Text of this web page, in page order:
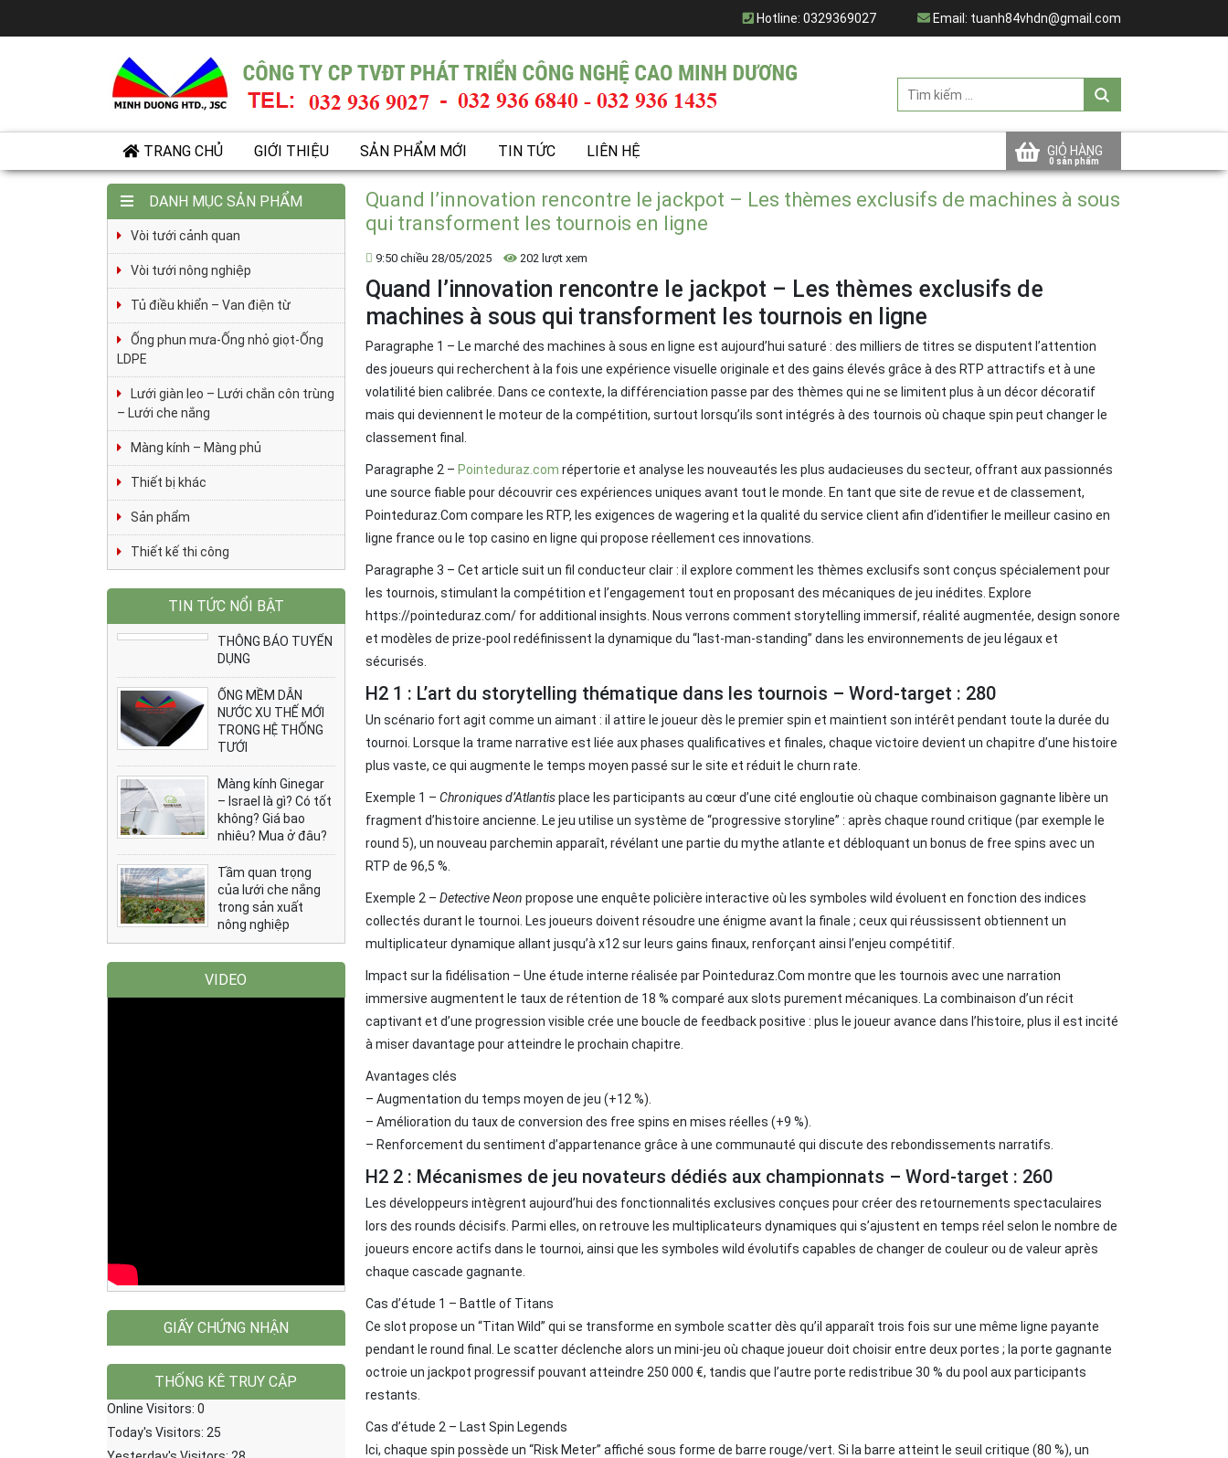
Email: tuanh84vhdn@gmail.com
Hotline: 0329369027
GIỎ HÀNG
TRANG CHỦ GIỚI THIỆU SẢN PHẨM MỚI TIN TỨC LIÊN HỆ
Quand l’innovation rencontre le jackpot – Les thèmes exclusifs de machines à sous
qui transforment les tournois en ligne
9:50 chiều 28/05/2025 202 lượt xem
Quand l’innovation rencontre le jackpot – Les thèmes exclusifs de
machines à sous qui transforment les tournois en ligne
Paragraphe 1 – Le marché des machines à sous en ligne est aujourd’hui saturé : des milliers de titres se disputent l’attention
des joueurs qui recherchent à la fois une expérience visuelle originale et des gains élevés grâce à des RTP attractifs et à une
volatilité bien calibrée. Dans ce contexte, la différenciation passe par des thèmes qui ne se limitent plus à un décor décoratif
mais qui deviennent le moteur de la compétition, surtout lorsqu’ils sont intégrés à des tournois où chaque spin peut changer le
classement final.
Paragraphe 2 – Pointeduraz.com répertorie et analyse les nouveautés les plus audacieuses du secteur, offrant aux passionnés
une source fiable pour découvrir ces expériences uniques avant tout le monde. En tant que site de revue et de classement,
Pointeduraz.Com compare les RTP, les exigences de wagering et la qualité du service client afin d’identifier le meilleur casino en
ligne france ou le top casino en ligne qui propose réellement ces innovations.
Paragraphe 3 – Cet article suit un fil conducteur clair : il explore comment les thèmes exclusifs sont conçus spécialement pour
les tournois, stimulant la compétition et l’engagement tout en proposant des mécaniques de jeu inédites. Explore
https://pointeduraz.com/ for additional insights. Nous verrons comment storytelling immersif, réalité augmentée, design sonore
et modèles de prize‑pool redéfinissent la dynamique du “last‑man‑standing” dans les environnements de jeu légaux et
sécurisés.
H2 1 : L’art du storytelling thématique dans les tournois – Word‑target : 280
Un scénario fort agit comme un aimant : il attire le joueur dès le premier spin et maintient son intérêt pendant toute la durée du
tournoi. Lorsque la trame narrative est liée aux phases qualificatives et finales, chaque victoire devient un chapitre d’une histoire
plus vaste, ce qui augmente le temps moyen passé sur le site et réduit le churn rate.
Exemple 1 –Chroniques d’Atlantisplace les participants au cœur d’une cité engloutie où chaque combinaison gagnante libère un
fragment d’histoire ancienne. Le jeu utilise un système de “progressive storyline” : après chaque round critique (par exemple le
round 5), un nouveau parchemin apparaît, révélant une partie du mythe atlante et débloquant un bonus de free spins avec un
RTP de 96,5 %.
Exemple 2 –Detective Neon propose une enquête policière interactive où les symboles wild évoluent en fonction des indices
collectés durant le tournoi. Les joueurs doivent résoudre une énigme avant la finale ; ceux qui réussissent obtiennent un
multiplicateur dynamique allant jusqu’à x12 sur leurs gains finaux, renforçant ainsi l’enjeu compétitif.
Impact sur la fidélisation – Une étude interne réalisée par Pointeduraz.Com montre que les tournois avec une narration
immersive augmentent le taux de rétention de 18 % comparé aux slots purement mécaniques. La combinaison d’un récit
captivant et d’une progression visible crée une boucle de feedback positive : plus le joueur avance dans l’histoire, plus il est incité
à miser davantage pour atteindre le prochain chapitre.
Avantages clés
– Augmentation du temps moyen de jeu (+12 %).
– Amélioration du taux de conversion des free spins en mises réelles (+9 %).
– Renforcement du sentiment d’appartenance grâce à une communauté qui discute des rebondissements narratifs.
H2 2 : Mécanismes de jeu novateurs dédiés aux championnats – Word‑target : 260
Les développeurs intègrent aujourd’hui des fonctionnalités exclusives conçues pour créer des retournements spectaculaires
lors des rounds décisifs. Parmi elles, on retrouve les multiplicateurs dynamiques qui s’ajustent en temps réel selon le nombre de
joueurs encore actifs dans le tournoi, ainsi que les symboles wild évolutifs capables de changer de couleur ou de valeur après
chaque cascade gagnante.
Cas d’étude 1 – Battle of Titans
Ce slot propose un “Titan Wild” qui se transforme en symbole scatter dès qu’il apparaît trois fois sur une même ligne payante
pendant le round final. Le scatter déclenche alors un mini‑jeu où chaque joueur doit choisir entre deux portes ; la porte gagnante
octroie un jackpot progressif pouvant atteindre 250 000 €, tandis que l’autre porte redistribue 30 % du pool aux participants
restants.
Cas d’étude 2 – Last Spin Legends
Ici, chaque spin possède un “Risk Meter” affiché sous forme de barre rouge/vert. Si la barre atteint le seuil critique (80 %), un
DANH MỤC SẢN PHẨM
Vòi tưới cảnh quan
Vòi tưới nông nghiệp
Tủ điều khiển – Van điện từ
Ống phun mưa-Ống nhỏ giọt-Ống
LDPE
Lưới giàn leo – Lưới chắn côn trùng
– Lưới che nắng
Màng kính – Màng phủ
Thiết bị khác
Sản phẩm
Thiết kế thi công
TIN TỨC NỔI BẬT
THÔNG BÁO TUYỂN
DỤNG
ỐNG MỀM DẪN
NƯỚC XU THẾ MỚI
TRONG HỆ THỐNG
TƯỚI
Màng kính Ginegar
– Israel là gì? Có tốt
không? Giá bao
nhiêu? Mua ở đâu?
Tầm quan trọng
của lưới che nắng
trong sản xuất
nông nghiệp
VIDEO
GIẤY CHỨNG NHẬN